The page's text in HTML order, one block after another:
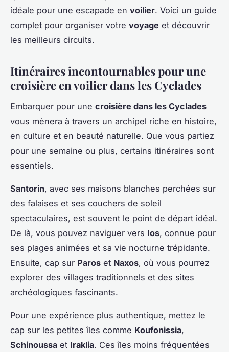
idéale pour une escapade en voilier. Voici un guide
complet pour organiser votre voyage et découvrir
les meilleurs circuits.
Itinéraires incontournables pour une
croisière en voilier dans les Cyclades
Embarquer pour une croisière dans les Cyclades
vous mènera à travers un archipel riche en histoire,
en culture et en beauté naturelle. Que vous partiez
pour une semaine ou plus, certains itinéraires sont
essentiels.
Santorin, avec ses maisons blanches perchées sur
des falaises et ses couchers de soleil
spectaculaires, est souvent le point de départ idéal.
De là, vous pouvez naviguer vers Ios, connue pour
ses plages animées et sa vie nocturne trépidante.
Ensuite, cap sur Paros et Naxos, où vous pourrez
explorer des villages traditionnels et des sites
archéologiques fascinants.
Pour une expérience plus authentique, mettez le
cap sur les petites îles comme Koufonissia,
Schinoussa et Iraklia. Ces îles moins fréquentées